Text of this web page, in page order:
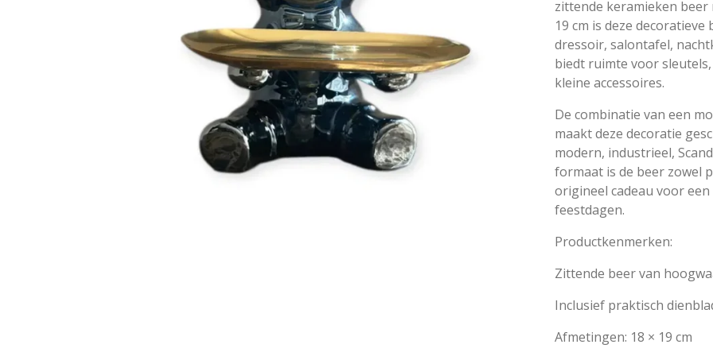
zittende keramieken beer
19 cm is deze
dressoir, salontafel,
biedt ruimte voor
kleine accessoires.
De combinatie van een
maakt deze decoratie
modern, industrieel,
formaat is de beer zowel
origineel cadeau voor
feestdagen.
Productkenmerken:
Zittende beer van
Inclusief praktisch
Afmetingen: 18 × 19 cm